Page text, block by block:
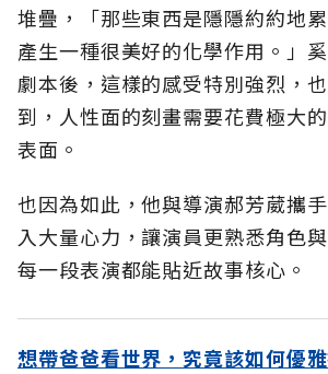
堆疊，「那些東西是隱隱約約地
產生一種很美好的化學作用。」
劇本後，這樣的感受特別強烈，
到，人性面的刻畫需要花費極大
表面。
也因為如此，他與導演郝芳葳攜
入大量心力，讓演員更熟悉角色
每一段表演都能貼近故事核心。
想帶爸爸看世界，究竟該如何優